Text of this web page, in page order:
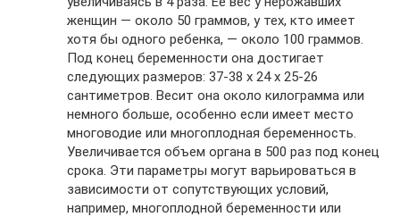
женщин — около 50 граммов, у тех, кто имеет
хотя бы одного ребенка, — около 100 граммов.
Под конец беременности она достигает
следующих размеров: 37-38 х 24 х 25-26
сантиметров. Весит она около килограмма или
немного больше, особенно если имеет место
многоводие или многоплодная беременность.
Увеличивается объем органа в 500 раз под конец
срока. Эти параметры могут варьироваться в
зависимости от сопутствующих условий,
например, многоплодной беременности или